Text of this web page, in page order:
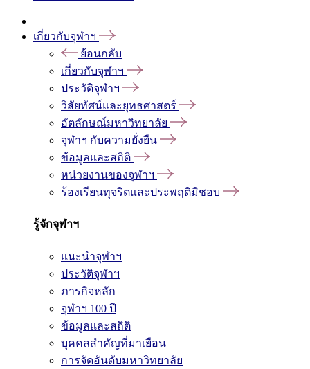
เกี่ยวกับจุฬาฯ
ย้อนกลับ
เกี่ยวกับจุฬาฯ
ประวัติจุฬาฯ
วิสัยทัศน์และยุทธศาสตร์
อัตลักษณ์มหาวิทยาลัย
จุฬาฯ กับความยั่งยืน
ข้อมูลและสถิติ
หน่วยงานของจุฬาฯ
ร้องเรียนทุจริตและประพฤติมิชอบ
รู้จักจุฬาฯ
แนะนำจุฬาฯ
ประวัติจุฬาฯ
ภารกิจหลัก
จุฬาฯ 100 ปี
ข้อมูลและสถิติ
บุคคลสำคัญที่มาเยือน
การจัดอันดับมหาวิทยาลัย